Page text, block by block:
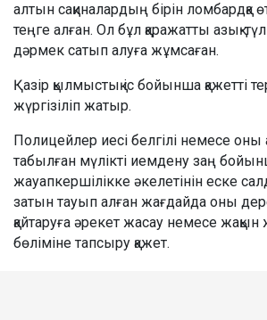
алтын сақиналардың бірін ломбардқа
теңге алған. Ол бұл қаражатты азық-
дәрмек сатып алуға жұмсаған.
Қазір қылмыстық іс бойынша қажетті
жүргізіліп жатыр.
Полицейлер иесі белгілі немесе оны
табылған мүлікті иемдену заң
жауапкершілікке әкелетінін еске
затын тауып алған жағдайда оны
қайтаруға әрекет жасау немесе
бөліміне тапсыру қажет.